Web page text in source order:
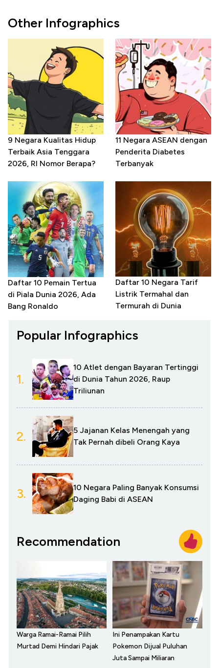
Other Infographics
9 Negara Kualitas Hidup
Terbaik Asia Tenggara
2026, RI Nomor Berapa?
11 Negara ASEAN dengan
Penderita Diabetes
Terbanyak
Daftar 10 Pemain Tertua
di Piala Dunia 2026, Ada
Bang Ronaldo
Daftar 10 Negara Tarif
Listrik Termahal dan
Termurah di Dunia
Popular Infographics
1.
10 Atlet dengan Bayaran Tertinggi
di Dunia Tahun 2026, Raup
Triliunan
2.
5 Jajanan Kelas Menengah yang
Tak Pernah dibeli Orang Kaya
3.
10 Negara Paling Banyak Konsumsi
Daging Babi di ASEAN
Recommendation
Warga Ramai-Ramai Pilih
Murtad Demi Hindari Pajak
Ini Penampakan Kartu
Pokemon Dijual Puluhan
Juta Sampai Miliaran